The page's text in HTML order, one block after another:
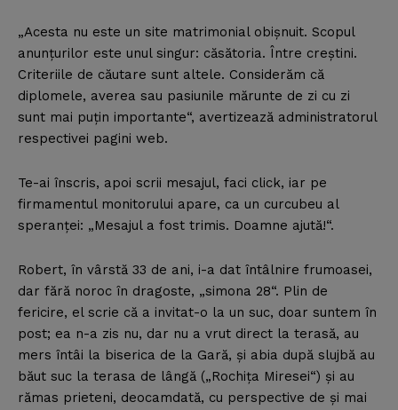
„Acesta nu este un site matrimonial obişnuit. Scopul
anunţurilor este unul singur: căsătoria. Între creştini.
Criteriile de căutare sunt altele. Considerăm că
diplomele, averea sau pasiunile mărunte de zi cu zi
sunt mai puţin importante“, avertizează administratorul
respectivei pagini web.
Te-ai înscris, apoi scrii mesajul, faci click, iar pe
firmamentul monitorului apare, ca un curcubeu al
speranţei: „Mesajul a fost trimis. Doamne ajută!“.
Robert, în vârstă 33 de ani, i-a dat întâlnire frumoasei,
dar fără noroc în dragoste, „simona 28“. Plin de
fericire, el scrie că a invitat-o la un suc, doar suntem în
post; ea n-a zis nu, dar nu a vrut direct la terasă, au
mers întâi la biserica de la Gară, şi abia după slujbă au
băut suc la terasa de lângă („Rochiţa Miresei“) şi au
rămas prieteni, deocamdată, cu perspective de şi mai